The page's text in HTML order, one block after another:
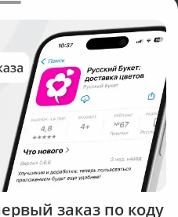
«Технология»
ул. Ипподромская,
заказ по коду